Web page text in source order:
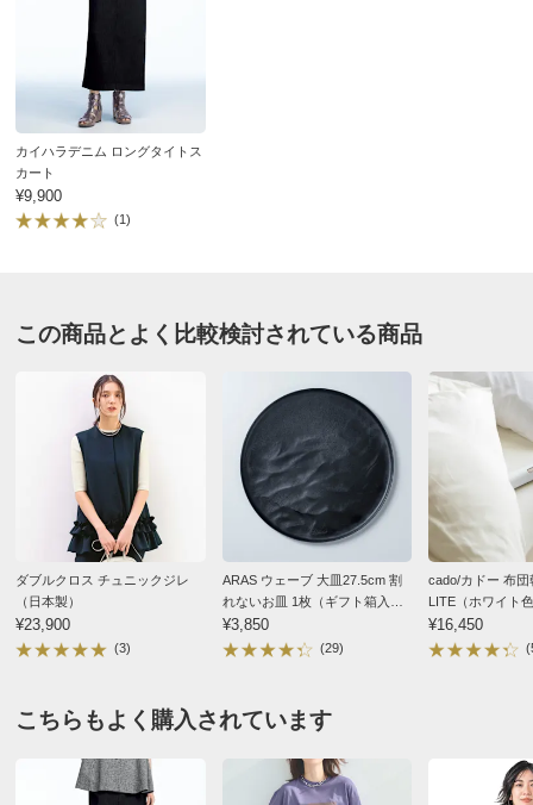
■素材：表地…ポリエステル55・綿39・麻5・ポリウレタ
ン1％、裏地…ポリエステル100％
■前中心ボタン開き
■原産国：中国製（生地は日本製）
■素材の性質上、麻の繊維（ネップ）が含まれる場合があ
ります。
サイズ（cm）
バスト（適応） 80 83
63
39
ウエスト(適応) 64
ヒップ(適応) 91 93
サイズ記号
108
バスト（適応） 92
肩幅 41
ヒップ(適応) 97
落ち着いた感じでデザイン性があり、体型カバーもでき
ます。なのにVネックのため太って見えない。とても気
に入りました。真夏に着るのには少し厚めの布地かなと
思いますが、夏はもちろん、カットソーとの重ね着で晩
秋まで使えそうです。コーディネート例でロングタイト
スカートに合わせてあったので、同じようなスカートも
購入。大人っぽく綺麗に着こなすことができて大変満足
です。
ブラックＸオフホワイト １１
東京都 60代以上女性 身長 : 146cm
普段のサイズ : M 購入したサイズで「ちょうどよかった」
フレアが綺麗なベスト。袖ぐりが狭めなので、モデルさ
んの様に着るならMでしたが、これからの季節は上着と
して着たいので、迷った挙句Lにしました。欲を言え
ば、裏地がない方が軽くて良かったかな。
2025/09/30
ブラックＸオフホワイト １１
神奈川県 60代以上女性 身長 : 160cm
カイハラデニム ロングタイトス
カート
¥9,900
(1)
この商品とよく比較検討されている商品
ダブルクロス チュニックジレ
（日本製）
¥23,900
(3)
ARAS ウェーブ 大皿27.5cm 割
れないお皿 1枚（ギフト箱入
り）
¥3,850
(29)
cado/カドー 布団
LITE（ホワイト
¥16,450
こちらもよく購入されています